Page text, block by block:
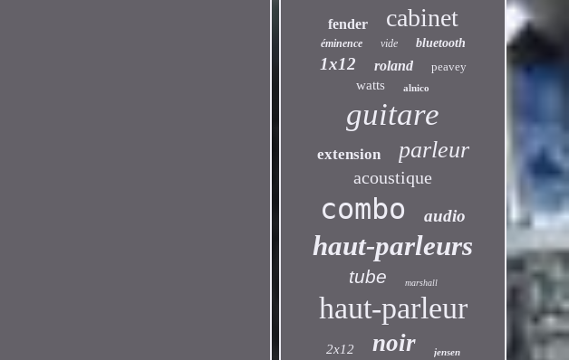
fender cabinet
éminence vide bluetooth
1x12 roland peavey
watts alnico
guitare
extension parleur
acoustique
combo audio
haut-parleurs
tube marshall
haut-parleur
2x12 noir jensen